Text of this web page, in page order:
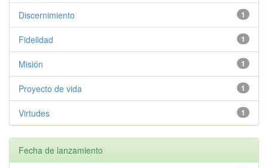
1
Discernimiento
1
Fidelidad
1
Misión
1
Proyecto de vida
1
Virtudes
Fecha de lanzamiento